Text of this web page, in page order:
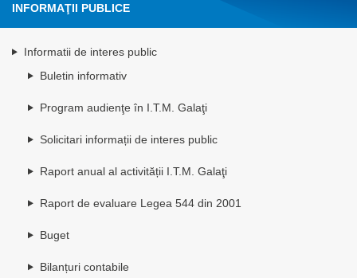
INFORMAŢII PUBLICE
Informatii de interes public
Buletin informativ
Program audienţe în I.T.M. Galaţi
Solicitari informații de interes public
Raport anual al activității I.T.M. Galaţi
Raport de evaluare Legea 544 din 2001
Buget
Bilanțuri contabile